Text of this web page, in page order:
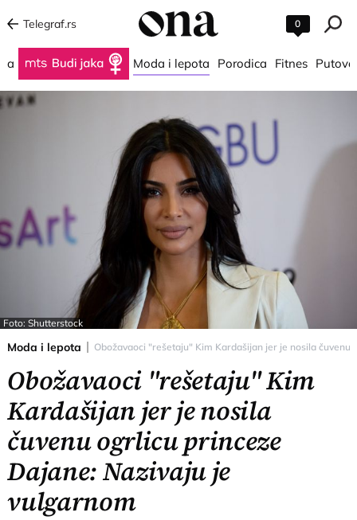
Telegraf.rs 0
Budi jaka Moda i lepota Porodica Fitnes
Foto: Shutterstock
Moda i lepota Obožavaoci "rešetaju" Kim Kardašijan jer je nosila
Obožavaoci "rešetaju" Kim
Kardašijan jer je nosila
čuvenu ogrlicu princeze
Dajane: Nazivaju je
vulgarnom